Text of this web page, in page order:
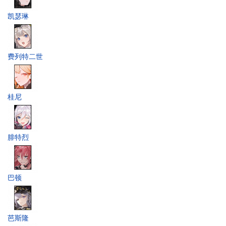
凯瑟琳
费列特二世
桂尼
腓特烈
巴顿
芭斯隆